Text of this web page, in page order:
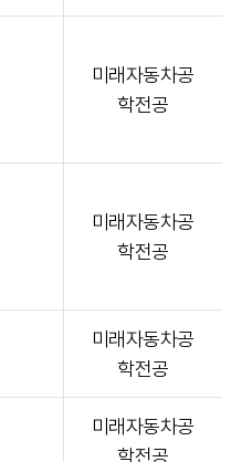
미래자동차공
학전공
미래자동차공
학전공
미래자동차공
학전공
미래자동차공
학전공